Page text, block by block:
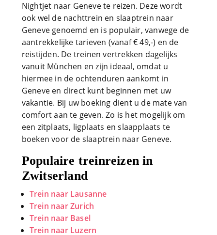
Nightjet naar Geneve te reizen. Deze wordt
ook wel de nachttrein en slaaptrein naar
Geneve genoemd en is populair, vanwege de
aantrekkelijke tarieven (vanaf € 49,-) en de
reistijden. De treinen vertrekken dagelijks
vanuit München en zijn ideaal, omdat u
hiermee in de ochtenduren aankomt in
Geneve en direct kunt beginnen met uw
vakantie. Bij uw boeking dient u de mate van
comfort aan te geven. Zo is het mogelijk om
een zitplaats, ligplaats en slaapplaats te
boeken voor de slaaptrein naar Geneve.
Populaire treinreizen in
Zwitserland
Trein naar Lausanne
Trein naar Zurich
Trein naar Basel
Trein naar Luzern